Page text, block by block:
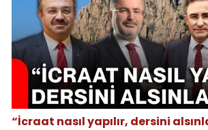
“İcraat nasıl yapılır, dersini